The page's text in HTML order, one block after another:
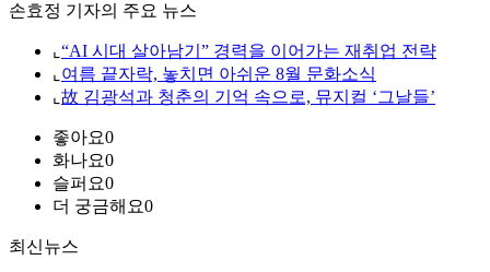
손효정 기자의 주요 뉴스
⌞ “AI 시대 살아남기” 경력을 이어가는 재취업 전략
⌞ 여름 끝자락, 놓치면 아쉬운 8월 문화소식
⌞ 故 김광석과 청춘의 기억 속으로, 뮤지컬 ‘그날들’
좋아요0
화나요0
슬퍼요0
더 궁금해요0
최신뉴스